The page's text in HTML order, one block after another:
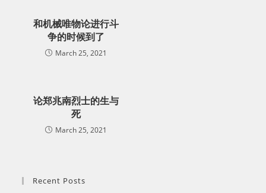
和机械唯物论进行斗
争的时候到了
March 25, 2021
论郑兆南烈士的生与
死
March 25, 2021
Recent Posts